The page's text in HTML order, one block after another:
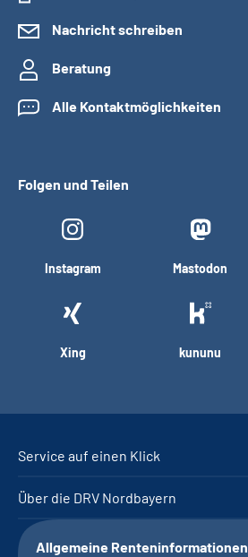
Nachricht schreiben
Beratung
Alle Kontaktmöglichkeiten
Folgen und Teilen
Instagram Mastodon
Xing kununu
Service auf einen Klick
Über die DRV Nordbayern
Allgemeine Renteninformationen